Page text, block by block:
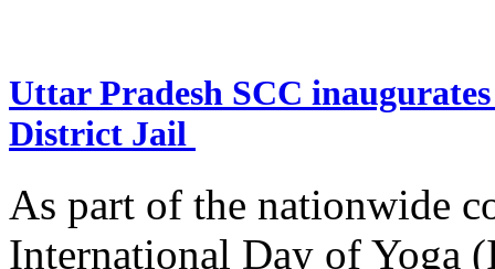
Uttar Pradesh SCC
District Jail
As part of the nationwide
International Day of Yoga